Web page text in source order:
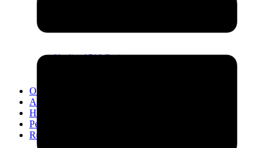
Kodim 0718/Pati
OPINI
Advertorial
Headline
Pedoman Media Ciber
Redaksi